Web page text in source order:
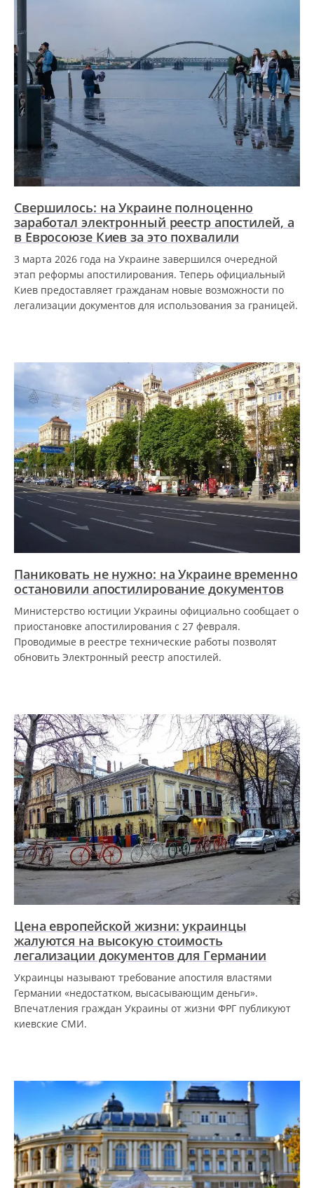
Свершилось: на Украине полноценно
заработал электронный реестр апостилей, а
в Евросоюзе Киев за это похвалили
3 марта 2026 года на Украине завершился очередной
этап реформы апостилирования. Теперь официальный
Киев предоставляет гражданам новые возможности по
легализации документов для использования за границей.
Паниковать не нужно: на Украине временно
остановили апостилирование документов
Министерство юстиции Украины официально сообщает о
приостановке апостилирования с 27 февраля.
Проводимые в реестре технические работы позволят
обновить Электронный реестр апостилей.
Цена европейской жизни: украинцы
жалуются на высокую стоимость
легализации документов для Германии
Украинцы называют требование апостиля властями
Германии «недостатком, высасывающим деньги».
Впечатления граждан Украины от жизни ФРГ публикуют
киевские СМИ.